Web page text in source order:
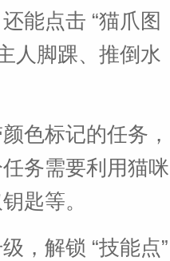
能点击 “猫爪图
人脚踝、推倒水
色标记的任务，
务需要利用猫咪
匙等。
，解锁 “技能点”